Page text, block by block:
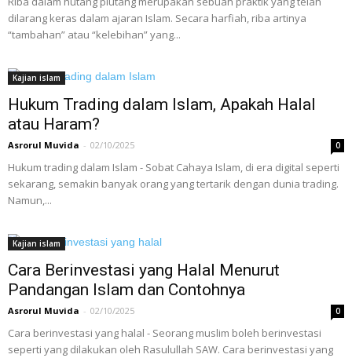
dilarang keras dalam ajaran Islam. Secara harfiah, riba artinya
“tambahan” atau “kelebihan” yang...
Kajian islam
Hukum Trading dalam Islam, Apakah Halal
atau Haram?
Asrorul Muvida - 02/10/2025 0
Hukum trading dalam Islam - Sobat Cahaya Islam, di era digital seperti
sekarang, semakin banyak orang yang tertarik dengan dunia trading.
Namun,...
Kajian islam
Cara Berinvestasi yang Halal Menurut
Pandangan Islam dan Contohnya
Asrorul Muvida - 02/10/2025 0
Cara berinvestasi yang halal - Seorang muslim boleh berinvestasi
seperti yang dilakukan oleh Rasulullah SAW. Cara berinvestasi yang